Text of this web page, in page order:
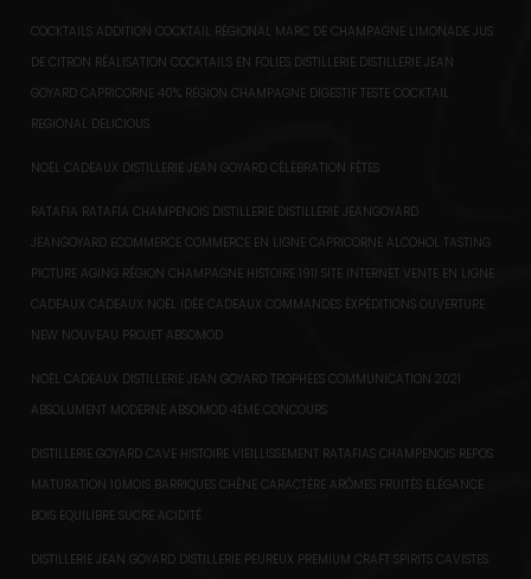
COCKTAILS ADDITION COCKTAIL RÉGIONAL MARC DE CHAMPAGNE LIMONADE JUS
DE CITRON RÉALISATION COCKTAILS EN FOLIES DISTILLERIE DISTILLERIE JEAN
GOYARD CAPRICORNE 40% RÉGION CHAMPAGNE DIGESTIF TESTE COCKTAIL
REGIONAL DELICIOUS
NOËL CADEAUX DISTILLERIE JEAN GOYARD CÉLÉBRATION FÊTES
RATAFIA RATAFIA CHAMPENOIS DISTILLERIE DISTILLERIE JEANGOYARD
JEANGOYARD ECOMMERCE COMMERCE EN LIGNE CAPRICORNE ALCOHOL TASTING
PICTURE AGING RÉGION CHAMPAGNE HISTOIRE 1911 SITE INTERNET VENTE EN LIGNE
CADEAUX CADEAUX NOËL IDÉE CADEAUX COMMANDES ÉXPÉDITIONS OUVERTURE
NEW NOUVEAU PROJET ABSOMOD
NOËL CADEAUX DISTILLERIE JEAN GOYARD TROPHÉES COMMUNICATION 2021
ABSOLUMENT MODERNE ABSOMOD 4ÈME CONCOURS
DISTILLERIE GOYARD CAVE HISTOIRE VIEILLISSEMENT RATAFIAS CHAMPENOIS REPOS
MATURATION 10MOIS BARRIQUES CHÊNE CARACTÈRE ARÔMES FRUITÉS ELÉGANCE
BOIS EQUILIBRE SUCRE ACIDITÉ
DISTILLERIE JEAN GOYARD DISTILLERIE PEUREUX PREMIUM CRAFT SPIRITS CAVISTES